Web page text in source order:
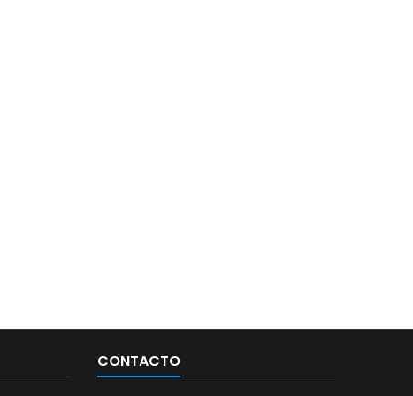
CONTACTO